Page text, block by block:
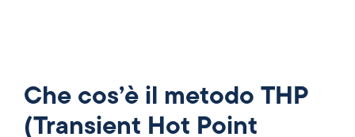
Che cos’è il metodo THP
(Transient Hot Point